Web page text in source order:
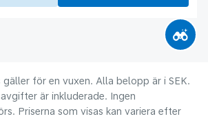
gäller för en vuxen. Alla belopp är i SEK.
är inkluderade. Ingen
Priserna som visas kan variera efter